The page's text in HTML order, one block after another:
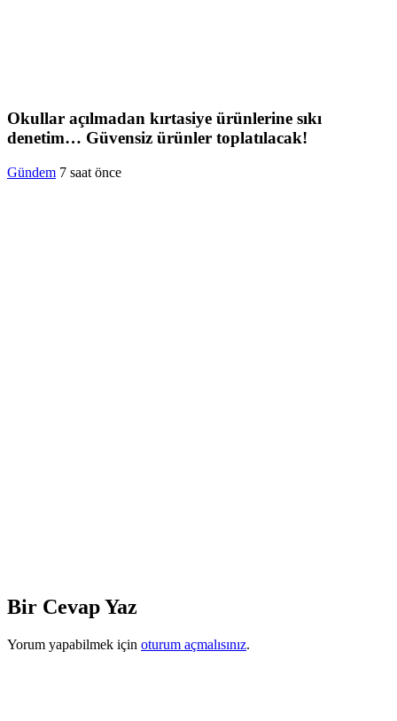
Okullar açılmadan kırtasiye ürünlerine sıkı
denetim… Güvensiz ürünler toplatılacak!
Gündem 7 saat önce
Bir Cevap Yaz
Yorum yapabilmek için oturum açmalısınız.